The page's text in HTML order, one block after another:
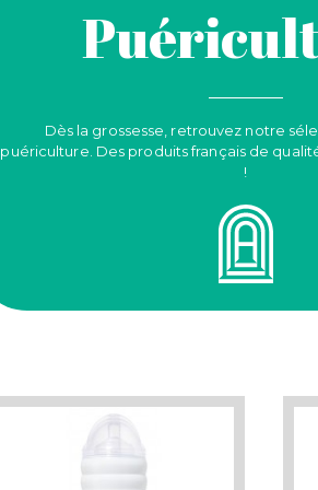
Dès la grossesse, retrouvez notre
puériculture. Des produits français de
!